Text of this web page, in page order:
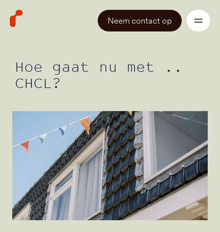
Neem contact op
Hoe gaat nu met ..
CHCL?